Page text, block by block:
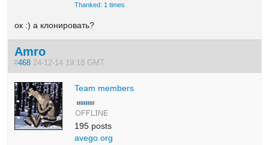
Thanked: 1 times
ок :) а клонировать?
Amro
#468 24-12-14 19:18 GMT
Team members
195 posts
avego.org